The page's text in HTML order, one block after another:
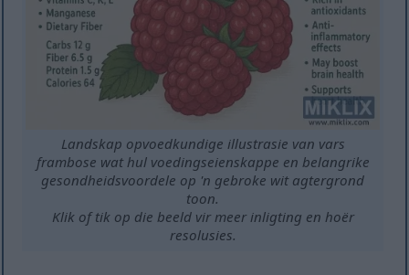
Landskap opvoedkundige illustrasie van vars
frambose wat hul voedingseienskappe en belangrike
gesondheidsvoordele op 'n gebroke wit agtergrond
toon.
Klik of tik op die beeld vir meer inligting en hoër
resolusies.